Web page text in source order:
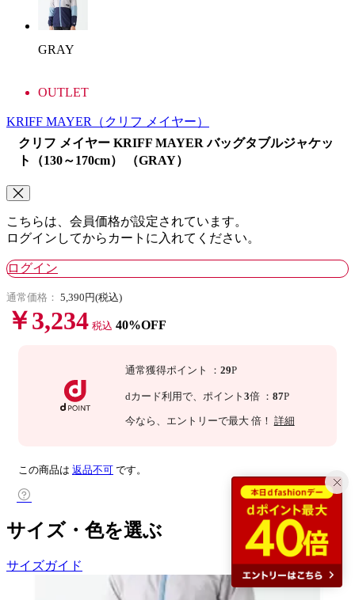
GRAY
OUTLET
KRIFF MAYER
（クリフ メイヤー）
クリフ メイヤー KRIFF MAYER バッグタブルジャケッ
ト（130～170cm） （GRAY）
こちらは、会員価格が設定されています。
ログインしてからカートに入れてください。
ログイン
通常価格： 5,390円(税込)
￥3,234 税込 40%OFF
通常獲得ポイント ： 29P
dカード利用で、 ポイント 3倍 ： 87P
今なら 、エントリーで最大 倍！ 詳細
この商品は 返品不可 です。
サイズ・色を選ぶ
サイズガイド